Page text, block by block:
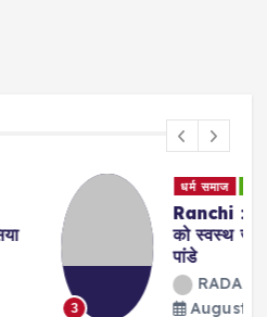
स्वास्थ्य एवं चिकित्सा
चिकित्सा के जरिए मरीजों
की राह दिखा रहीं डॉ. अरवशी
NEWS 24